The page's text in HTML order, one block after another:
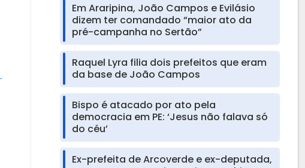
Em Araripina, João Campos e Evilásio
dizem ter comandado “maior ato da
pré-campanha no Sertão”
Raquel Lyra filia dois prefeitos que eram
da base de João Campos
Bispo é atacado por ato pela
democracia em PE: ‘Jesus não falava só
do céu’
Ex-prefeita de Arcoverde e ex-deputada,